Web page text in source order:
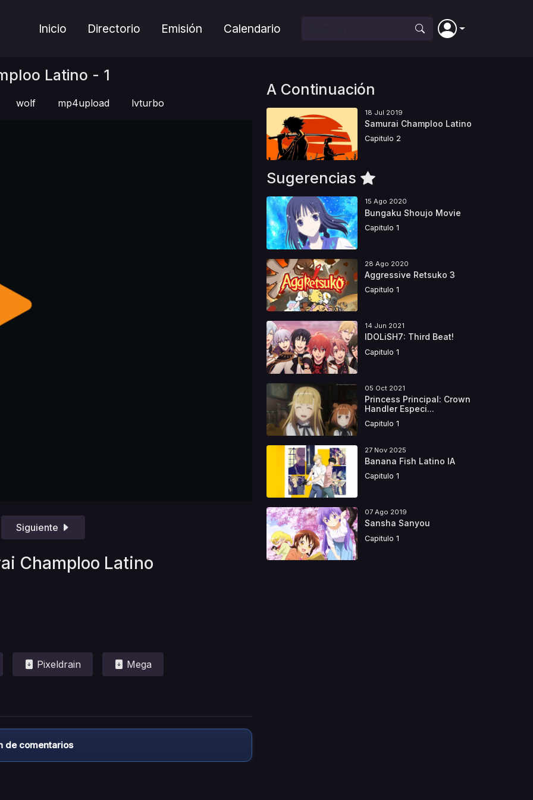
Inicio Directorio Emisión Calendario
Latino - 1
wolf mp4upload lvturbo
Siguiente
Champloo Latino
Pixeldrain Mega
de comentarios
A Continuación
18 Jul 2019
Samurai Champloo Latino
Capitulo 2
Sugerencias
15 Ago 2020
Bungaku Shoujo Movie
Capitulo 1
28 Ago 2020
Aggressive Retsuko 3
Capitulo 1
14 Jun 2021
IDOLiSH7: Third Beat!
Capitulo 1
05 Oct 2021
Princess Principal: Crown
Handler Especi...
Capitulo 1
27 Nov 2025
Banana Fish Latino IA
Capitulo 1
07 Ago 2019
Sansha Sanyou
Capitulo 1